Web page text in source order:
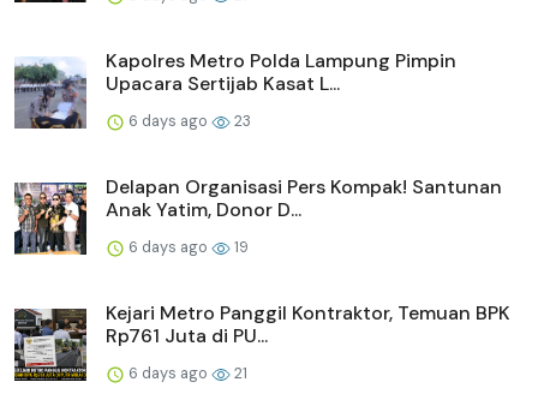
Kapolres Metro Polda Lampung Pimpin
Upacara Sertijab Kasat L...
6 days ago 23
Delapan Organisasi Pers Kompak! Santunan
Anak Yatim, Donor D...
6 days ago 19
Kejari Metro Panggil Kontraktor, Temuan BPK
Rp761 Juta di PU...
6 days ago 21